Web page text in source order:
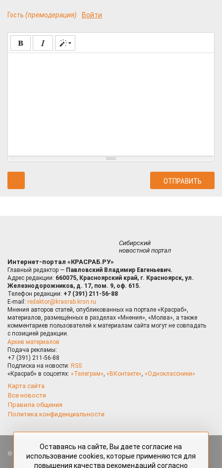
Гость (премодерация) Войти
Сибирский
новостной портал
Интернет-портал «КРАСРАБ.РУ»
Главный редактор — Павловский Владимир Евгеньевич.
Адрес редакции: 660075, Красноярский край, г. Красноярск, ул.
Железнодорожников, д. 17, пом. 9, оф. 615.
Телефон редакции: +7 (391) 211-56-88
E-mail: redaktor@krasrab.krsn.ru
Мнения авторов статей, опубликованных на портале «Красраб»,
материалов, размещённых в разделах «Мнения», «Молва», а также
комментариев пользователей к материалам сайта могут не совпадать
с позицией редакции.
Архив материалов
Подача рекламы:
+7 (391) 211-56-88
Подписка на новости: RSS
«Красраб» в соцсетях: «Телеграм» «ВКонтакте» «Одноклассники»
Карта сайта
Все новости
Правила общения
Политика конфиденциальности
Все права защищены. Любые материалы, размещённые на портале
«Красраб.ру» сотрудниками редакции, нештатными авторами
Оставаясь на сайте, Вы даете согласие на
использование cookies, которые применяются для
повышения качества рекомендаций согласно